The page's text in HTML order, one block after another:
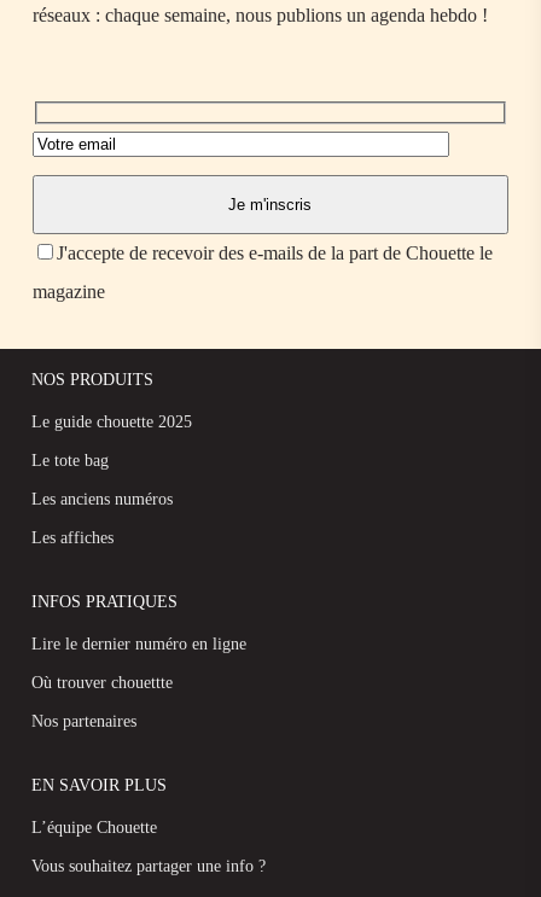
réseaux : chaque semaine, nous publions un agenda hebdo !
J'accepte de recevoir des e-mails de la part de Chouette le
magazine
NOS PRODUITS
Le guide chouette 2025
Le tote bag
Les anciens numéros
Les affiches
INFOS PRATIQUES
Lire le dernier numéro en ligne
Où trouver chouettte
Nos partenaires
EN SAVOIR PLUS
L’équipe Chouette
Vous souhaitez partager une info ?